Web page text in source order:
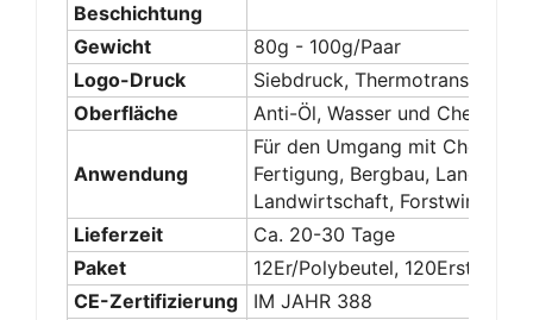
Beschichtung
Gewicht
80g - 100g/Paar
Logo-Druck
Siebdruck,
Oberfläche
Anti-Öl, Wasser und
Anwendung
Für den Umgang mit
Fertigung, Bergbau,
Landwirtschaft,
Lieferzeit
Ca. 20-30 Tage
Paket
12Er/Polybeutel, 120Erstreich/
CE-Zertifizierung
IM JAHR 388